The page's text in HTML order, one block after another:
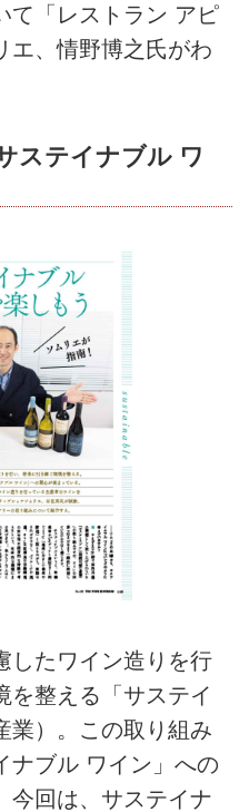
て「レストラン アピ
エ、情野博之氏がわ
ステイナブル ワ
したワイン造りを行
を整える「サステイ
業）。この取り組み
ナブル ワイン」への
今回は、サステイナ